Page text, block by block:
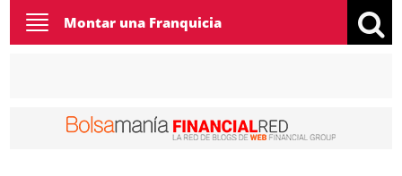
Toggle
navigation
Montar una Franquicia